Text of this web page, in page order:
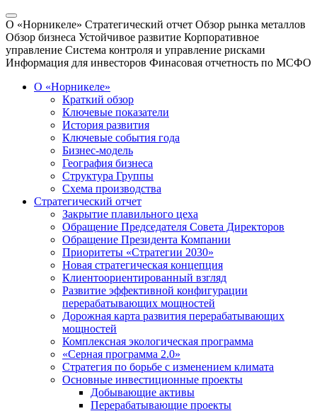
О «Норникеле» Стратегический отчет Обзор рынка металлов
Обзор бизнеса Устойчивое развитие Корпоративное
управление Система контроля и управление рисками
Информация для инвесторов Финасовая отчетность по МСФО
О «Норникеле»
Краткий обзор
Ключевые показатели
История развития
Ключевые события года
Бизнес-модель
География бизнеса
Структура Группы
Схема производства
Стратегический отчет
Закрытие плавильного цеха
Обращение Председателя Совета Директоров
Обращение Президента Компании
Приоритеты «Стратегии 2030»
Новая стратегическая концепция
Клиентоориентированный взгляд
Развитие эффективной конфигурации
перерабатывающих мощностей
Дорожная карта развития перерабатывающих
мощностей
Комплексная экологическая программа
«Серная программа 2.0»
Стратегия по борьбе с изменением климата
Основные инвестиционные проекты
Добывающие активы
Перерабатывающие проекты